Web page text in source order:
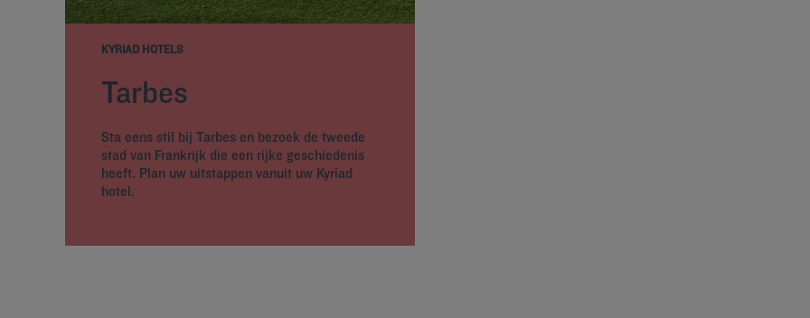
KYRIAD HOTELS
Tarbes
Sta eens stil bij Tarbes en bezoek de tweede
stad van Frankrijk die een rijke geschiedenis
heeft. Plan uw uitstappen vanuit uw Kyriad
hotel.